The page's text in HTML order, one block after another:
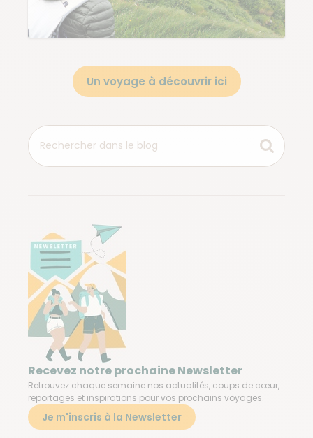
Un voyage à découvrir ici
Recevez notre prochaine Newsletter
Retrouvez chaque semaine nos actualités, coups de cœur,
reportages et inspirations pour vos prochains voyages.
Je m'inscris à la Newsletter